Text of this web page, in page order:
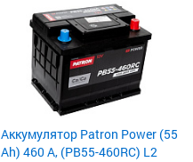
Аккумулятор Patron Power (55
Ah) 460 А, (PB55-460RC) L2